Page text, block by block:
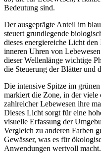
Bedeutung sind.
Der ausgeprägte Anteil im
steuert grundlegende
dieses energiereiche Licht
inneren Uhren von
dieser Wellenlänge wichtige
die Steuerung der Blätter und
Die intensive Spitze im
markiert die Zone, in der viele
zahlreicher Lebewesen ihre
Dieses Licht sorgt für eine
visuelle Erfassung der
Vergleich zu anderen Farben
Gewässer, was es für
Anwendungen wertvoll macht.